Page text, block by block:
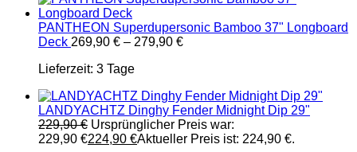
PANTHEON Superdupersonic Bamboo 37" Longboard
Deck 269,90 € – 279,90 €
Lieferzeit: 3 Tage
LANDYACHTZ Dinghy Fender Midnight Dip 29"
229,90€ Ursprünglicher Preis war:
229,90 €224,90 €Aktueller Preis ist: 224,90 €.